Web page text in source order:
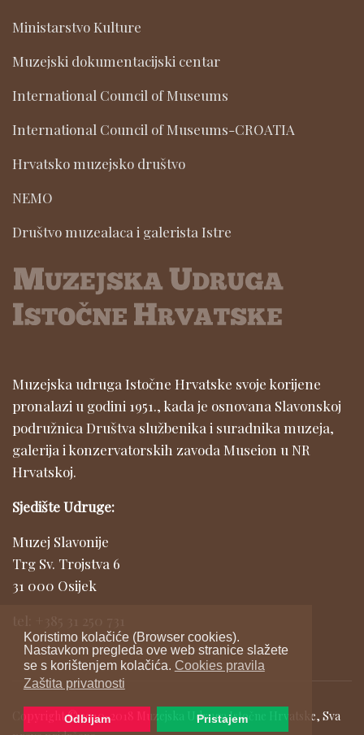
Koristimo kolačiće (Browser cookies).
Nastavkom pregleda ove web stranice slažete
se s korištenjem kolačića. Cookies pravila
Zaštita privatnosti
Odbijam Pristajem
Ministarstvo Kulture
Muzejski dokumentacijski centar
International Council of Museums
International Council of Museums-CROATIA
Hrvatsko muzejsko društvo
NEMO
Društvo muzealaca i galerista Istre
Muzejska udruga Istočne Hrvatske svoje korijene
pronalazi u godini 1951., kada je osnovana Slavonskoj
podružnica Društva službenika i suradnika muzeja,
galerija i konzervatorskih zavoda Museion u NR
Hrvatskoj.
Sjedište Udruge:
Muzej Slavonije
Trg Sv. Trojstva 6
31 000 Osijek
Copyright © 2010-2018 Muzejska Udruga Istočne Hrvatske, Sva